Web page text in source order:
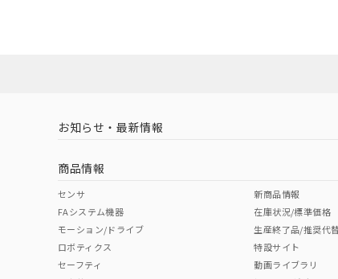
中国 RoHS 注意事項・凡例
中国 RoHS表
Pb Hg
お知らせ・最新情報
商品情報
センサ
FAシステム機器
モーション/ドライブ
ロボティクス
セーフティ
新商品情報
在庫状況/標準価格
生産終了品/推奨代
特設サイト
動画ライブラリ